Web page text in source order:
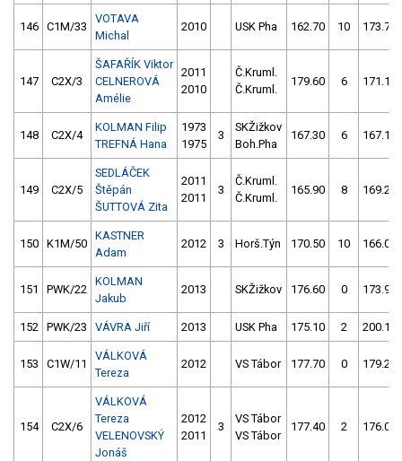
146 C1M/33
VOTAVA
Michal
2010 USK Pha 162.70 10 173.70
147 C2X/3
ŠAFAŘÍK Viktor
CELNEROVÁ
Amélie
2011
2010
Č.Kruml.
Č.Kruml.
179.60 6 171.10
148 C2X/4
KOLMAN Filip
TREFNÁ Hana
1973
1975
3
SKŽižkov
Boh.Pha
167.30 6 167.10
149 C2X/5
SEDLÁČEK
Štěpán
ŠUTTOVÁ Zita
2011
2011
3
Č.Kruml.
Č.Kruml.
165.90 8 169.20
150 K1M/50
KASTNER
Adam
2012 3 Horš.Týn 170.50 10 166.00
151 PWK/22
KOLMAN
Jakub
2013 SKŽižkov 176.60 0 173.90
152 PWK/23 VÁVRA Jiří 2013 USK Pha 175.10 2 200.10
153 C1W/11
VÁLKOVÁ
Tereza
2012 VS Tábor 177.70 0 179.20
154 C2X/6
VÁLKOVÁ
Tereza
VELENOVSKÝ
Jonáš
2012
2011
3
VS Tábor
VS Tábor
177.40 2 176.00